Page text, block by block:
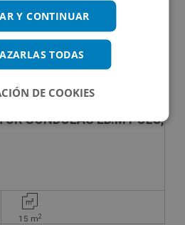
GONDOLAS ED.M POLO, -
15 m2
Y CONTINUAR
TODAS
DE COOKIES